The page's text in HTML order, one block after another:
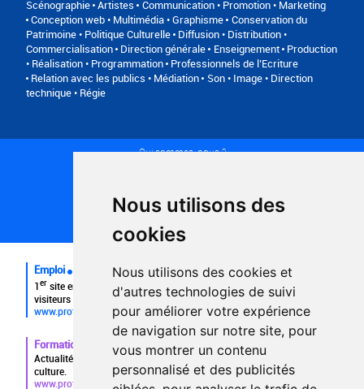
Nous utilisons des
cookies
Nous utilisons des cookies et
d'autres technologies de suivi
pour améliorer votre expérience
de navigation sur notre site, pour
vous montrer un contenu
personnalisé et des publicités
Scénographie Artistes
Communication • Promotion • Marketing
Conception web • Multimédia • Graphisme Conservation du
Patrimoine • Politique Culturelle Diffusion • Distribution •
Commercialisation Direction générale Enseignement Production
• Réalisation • Programmation Professionnels de l’Ecriture
Relation avec les publics • Médiation
Son • Image • Direction
technique • Régie
Qui sommes-nous ?
Plan du site
FAQ recruteurs
FAQ
Emploi
1er site emploi du secteur culturel 784.000 visites et 230.000
visiteurs uniques par mois.
www.profilculture.com
Formation
Actualités, guide et annuaire des formations aux métiers de la
culture.
www.profilculture-formation.com